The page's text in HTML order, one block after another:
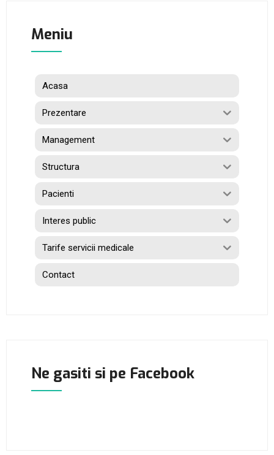
Meniu
Acasa
Prezentare
Management
Structura
Pacienti
Interes public
Tarife servicii medicale
Contact
Ne gasiti si pe Facebook